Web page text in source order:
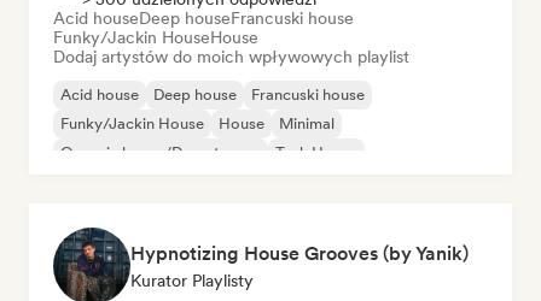
Acid houseDeep houseFrancuski house
Funky/Jackin HouseHouse
Dodaj artystów do moich wpływowych playlist
Acid house Deep house
Francuski house
Funky/Jackin House
House
Minimal
Organic house/Downtempo
Tech House
Hypnotizing House Grooves (by Yanik)
Kurator Playlisty